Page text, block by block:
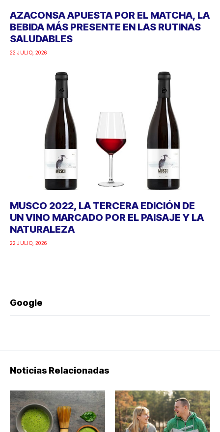
AZACONSA APUESTA POR EL MATCHA, LA
BEBIDA MÁS PRESENTE EN LAS RUTINAS
SALUDABLES
22 JULIO, 2026
MUSCO 2022, LA TERCERA EDICIÓN DE
UN VINO MARCADO POR EL PAISAJE Y LA
NATURALEZA
22 JULIO, 2026
Google
Noticias Relacionadas